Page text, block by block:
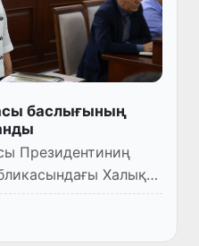
баслығының
Президентиниң
Халық
орынбасары